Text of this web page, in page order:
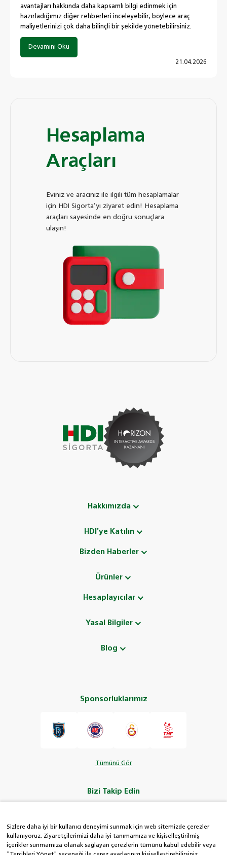
avantajları hakkında daha kapsamlı bilgi edinmek için
hazırladığımız diğer rehberleri inceleyebilir; böylece araç
maliyetlerinizi çok daha bilinçli bir şekilde yönetebilirsiniz.
Devamını Oku
21.04.2026
Hesaplama
Araçları
Eviniz ve aracınız ile ilgili tüm hesaplamalar
için HDI Sigorta’yı ziyaret edin! Hesaplama
araçları sayesinde en doğru sonuçlara
ulaşın!
Hakkımızda
HDI'ye Katılın
Bizden Haberler
Ürünler
Hesaplayıcılar
Yasal Bilgiler
Blog
Sponsorluklarımız
Tümünü Gör
Bizi Takip Edin
Sizlere daha iyi bir kullanıcı deneyimi sunmak için web sitemizde çerezler
kullanıyoruz. Ziyaretçilerimizi daha iyi tanımamıza ve kişiselleştirilmiş
içerikler sunmamıza olanak sağlayan çerezlerin tümünü kabul edebilir veya